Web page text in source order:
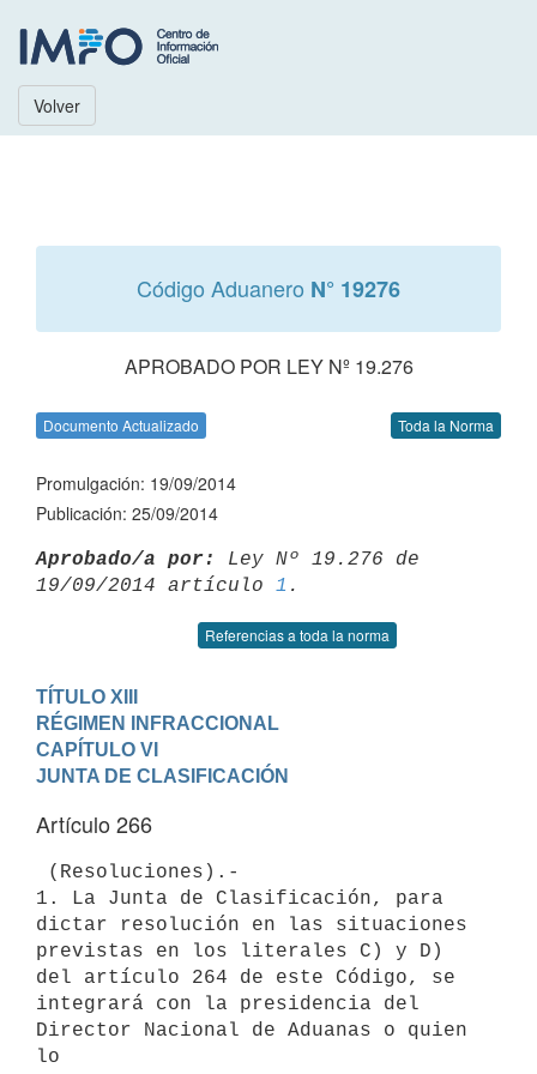
Volver
Código Aduanero N° 19276
APROBADO POR LEY Nº 19.276
Documento Actualizado Toda la Norma
Promulgación: 19/09/2014
Publicación: 25/09/2014
Aprobado/a por:
Ley Nº 19.276 de
19/09/2014 artículo 1
Referencias a toda la norma
TÍTULO XIII
RÉGIMEN INFRACCIONAL
CAPÍTULO VI
JUNTA DE CLASIFICACIÓN
Artículo 266
1. La Junta de Clasificación, para
dictar resolución en las situaciones
previstas en los literales C) y D)
del artículo 264 de este Código, se
integrará con la presidencia del
Director Nacional de Aduanas o quien
lo